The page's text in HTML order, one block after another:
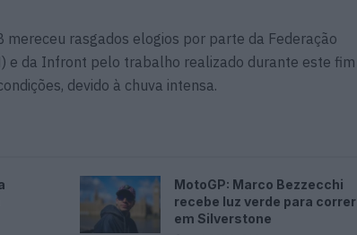
mereceu rasgados elogios por parte da Federação
e da Infront pelo trabalho realizado durante este fim
devido à chuva intensa.
MotoGP: Marco Bezzecchi
recebe luz verde para correr
em Silverstone